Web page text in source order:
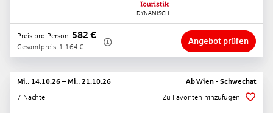
Preis pro Person 582 €
Gesamtpreis 1.164 €
Angebot prüfen
Mi., 14.10.26 – Mi., 21.10.26 AbWien - Schwechat
7 Nächte
Zu Favoriten hinzufügen